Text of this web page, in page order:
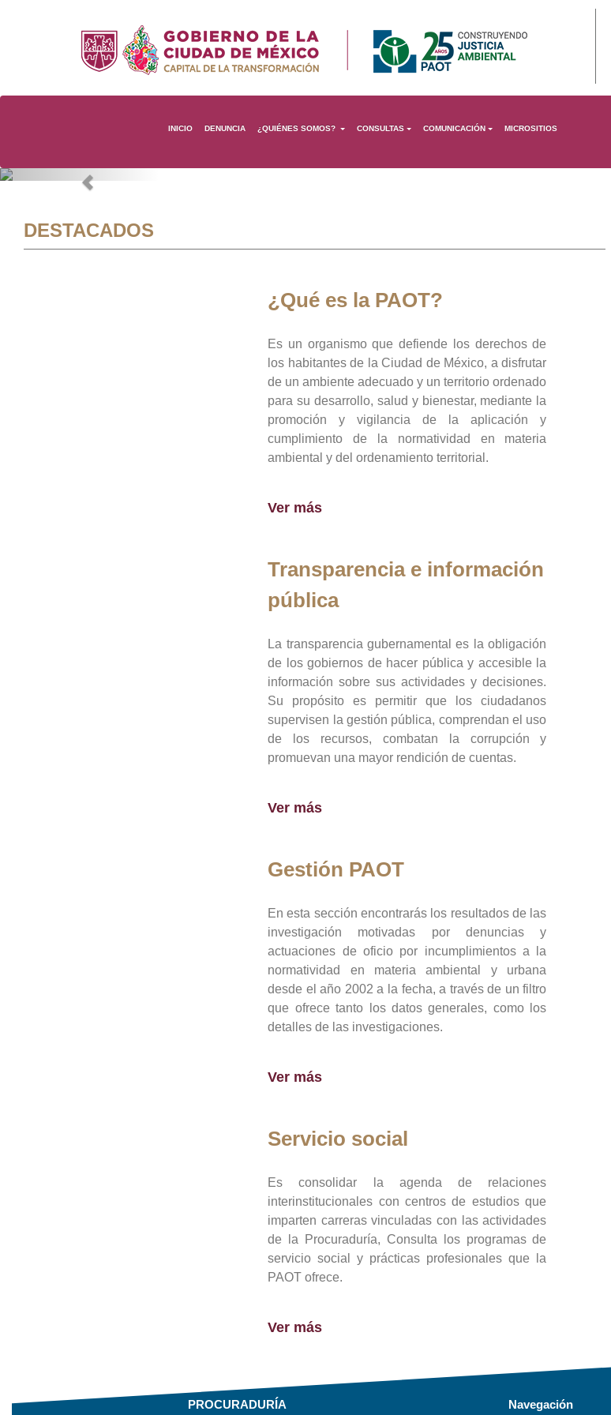
INICIO DENUNCIA ¿QUIÉNES SOMOS? CONSULTAS COMUNICACIÓN MICROSITIOS
Previous
DESTACADOS
¿Qué es la PAOT?
Es un organismo que defiende los derechos de
los habitantes de la Ciudad de México, a disfrutar
de un ambiente adecuado y un territorio ordenado
para su desarrollo, salud y bienestar, mediante la
promoción y vigilancia de la aplicación y
cumplimiento de la normatividad en materia
ambiental y del ordenamiento territorial.
Ver más
Transparencia e información
pública
La transparencia gubernamental es la obligación
de los gobiernos de hacer pública y accesible la
información sobre sus actividades y decisiones.
Su propósito es permitir que los ciudadanos
supervisen la gestión pública, comprendan el uso
de los recursos, combatan la corrupción y
promuevan una mayor rendición de cuentas.
Ver más
Gestión PAOT
En esta sección encontrarás los resultados de las
investigación motivadas por denuncias y
actuaciones de oficio por incumplimientos a la
normatividad en materia ambiental y urbana
desde el año 2002 a la fecha, a través de un filtro
que ofrece tanto los datos generales, como los
detalles de las investigaciones.
Ver más
Servicio social
Es consolidar la agenda de relaciones
interinstitucionales con centros de estudios que
imparten carreras vinculadas con las actividades
de la Procuraduría, Consulta los programas de
servicio social y prácticas profesionales que la
PAOT ofrece.
Ver más
PROCURADURÍA Navegación